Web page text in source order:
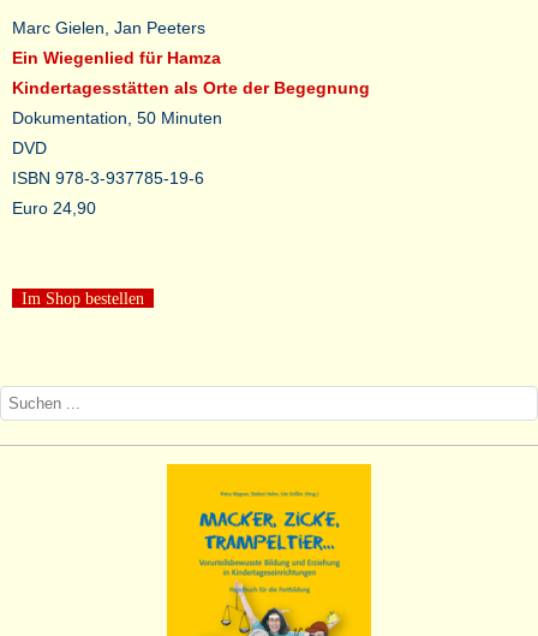
Marc Gielen, Jan Peeters
Ein Wiegenlied für Hamza
Kindertagesstätten als Orte der Begegnung
Dokumentation, 50 Minuten
DVD
ISBN 978-3-937785-19-6
Euro 24,90
Im Shop bestellen